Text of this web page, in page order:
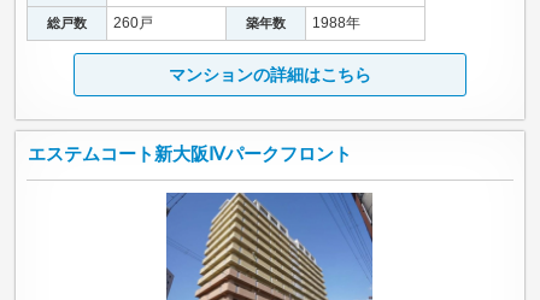
総戸数 260戸 築年数 1988年
マンションの詳細はこちら
エステムコート新大阪Ⅳパークフロント